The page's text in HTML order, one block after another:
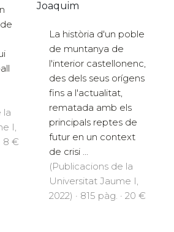
la
I,
8 €
Joaquim
La història d'un poble
de muntanya de
l'interior castellonenc,
des dels seus orígens
fins a l'actualitat,
rematada amb els
principals reptes de
futur en un context
de crisi ...
(Publicacions de la
Universitat Jaume I,
2022) · 815 pàg. · 20 €